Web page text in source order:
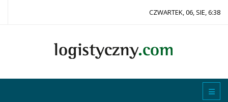
CZWARTEK, 06, SIE, 6:38